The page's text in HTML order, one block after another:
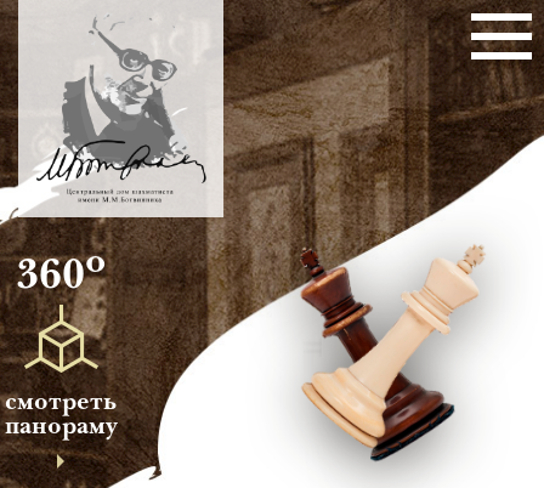
360о
смотреть
панораму